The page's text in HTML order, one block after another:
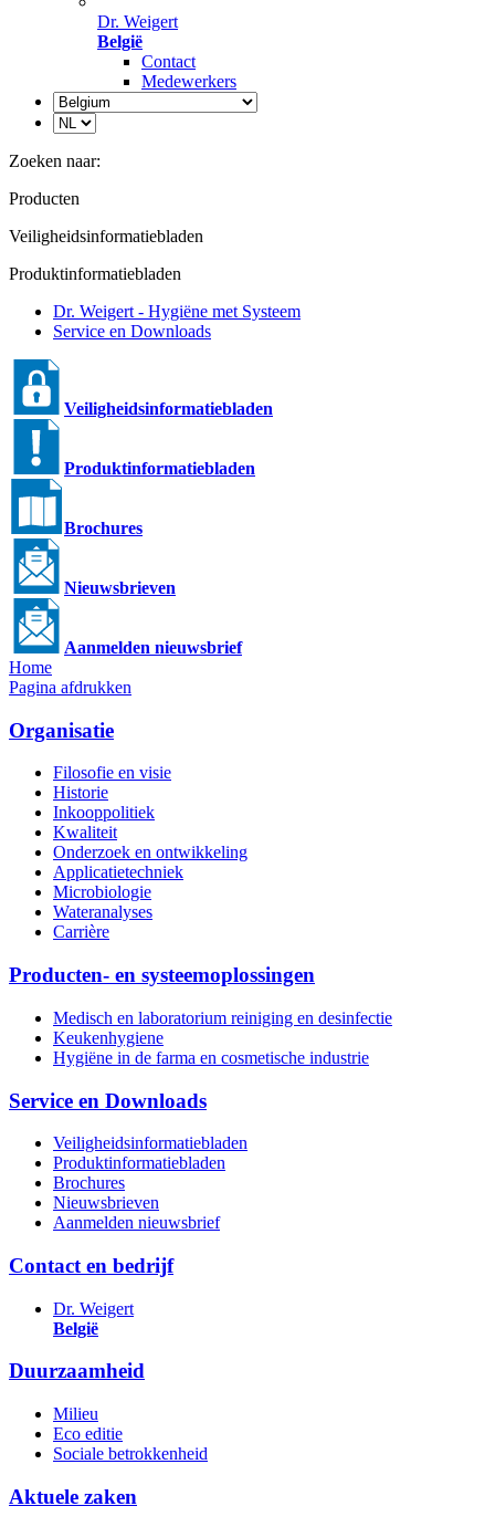
Dr. Weigert
België
Contact
Medewerkers
Zoeken naar:
Producten
Veiligheidsinformatiebladen
Produktinformatiebladen
Dr. Weigert - Hygiëne met Systeem
Service en Downloads
Veiligheidsinformatiebladen
Produktinformatiebladen
Brochures
Nieuwsbrieven
Aanmelden nieuwsbrief
Home
Pagina afdrukken
Organisatie
Filosofie en visie
Historie
Inkooppolitiek
Kwaliteit
Onderzoek en ontwikkeling
Applicatietechniek
Microbiologie
Wateranalyses
Carrière
Producten- en systeemoplossingen
Medisch en laboratorium reiniging en desinfectie
Keukenhygiene
Hygiëne in de farma en cosmetische industrie
Service en Downloads
Veiligheidsinformatiebladen
Produktinformatiebladen
Brochures
Nieuwsbrieven
Aanmelden nieuwsbrief
Contact en bedrijf
Dr. Weigert
België
Duurzaamheid
Milieu
Eco editie
Sociale betrokkenheid
Aktuele zaken